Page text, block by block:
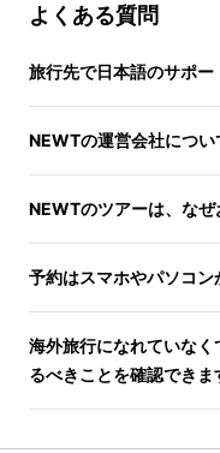
よくある質問
旅行先で日本語のサポー
NEWTの運営会社につい
NEWTのツアーは、なぜ
予約はスマホやパソコン
海外旅行になれていな
るべきことを確認できま